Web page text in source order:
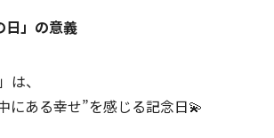
日」の意義
は、
にある幸せ”を感じる記念日💫